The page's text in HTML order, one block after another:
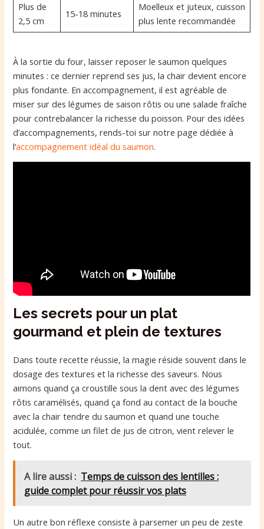
Plus de
2,5 cm
15-18 minutes
Moelleux et juteux, cuisson
plus lente recommandée
À la sortie du four, laisser reposer le saumon quelques
minutes : ce dernier reprend ses jus, la chair devient encore
plus fondante. En accompagnement, il est agréable de
miser sur des légumes de saison rôtis ou une salade fraîche
pour contrebalancer la richesse du poisson. Pour des idées
d’accompagnements, rends-toi sur notre page dédiée à
l’accompagnement idéal du saumon.
Les secrets pour un plat
gourmand et plein de textures
Dans toute recette réussie, la magie réside souvent dans le
dosage des textures et la richesse des saveurs. Nous
aimons quand ça croustille sous la dent avec des légumes
rôtis caramélisés, quand ça fond au contact de la bouche
avec la chair tendre du saumon et quand une touche
acidulée, comme un filet de jus de citron, vient relever le
tout.
A lire aussi : Temps de cuisson des lentilles :
guide complet pour réussir vos plats
Un autre bon réflexe consiste à parsemer un peu de zeste